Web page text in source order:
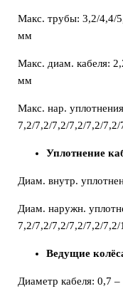
Макс. трубы: 3,2/4,4/
мм
Макс. диам. кабеля:
мм
Макс. нар.
7,2/7,2/7,2/7,2/7,2/
Уплотнение
Диам. внутр.
Диам. наружн.
7,2/7,2/7,2/7,2/7,2/
Ведущие
Диаметр кабеля: 0,7